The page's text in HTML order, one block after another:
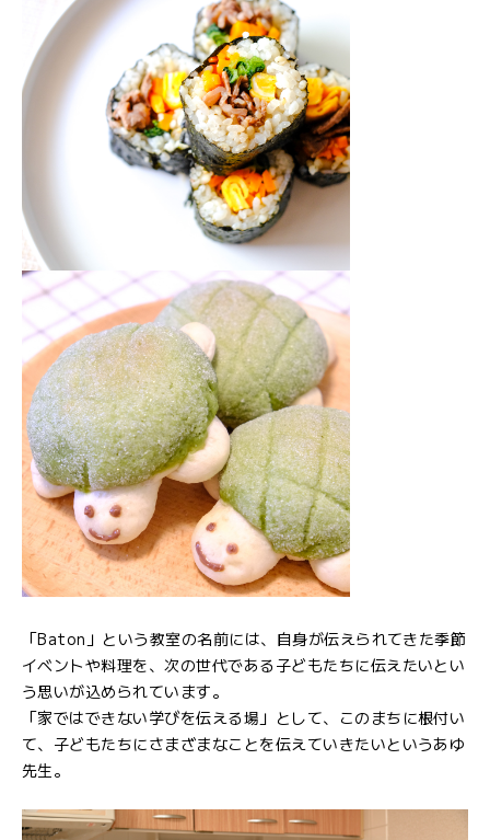
「Baton」という教室の名前には、自身が伝えられてきた季節
イベントや料理を、次の世代である子どもたちに伝えたいとい
う思いが込められています。
「家ではできない学びを伝える場」として、このまちに根付い
て、子どもたちにさまざまなことを伝えていきたいというあゆ
先生。